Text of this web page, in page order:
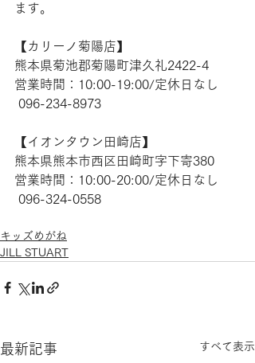
ます。
【​カリーノ菊陽店】
熊本県菊池郡菊陽町津久礼2422-4
営業時間：10:00-19:00/定休日なし
096-234-8973
【​イオンタウン田崎店】
熊本県熊本市西区田崎町字下寄380
営業時間：10:00-20:00/定休日なし
096-324-0558
キッズめがね
JILL STUART
最新記事 すべて表示